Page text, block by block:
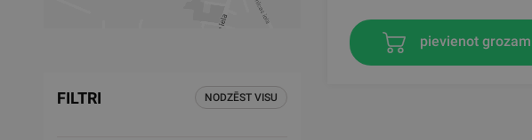
FILTRI NODZĒST VISU
pievienot grozam